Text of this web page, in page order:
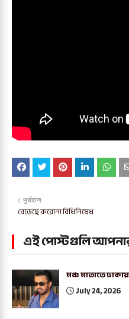
পূর্বতন
বেড়েছে করোনা বিধিনিষেধ
এই পোস্টগুলি
মঞ্চ মাতাতে
July 24, 2026